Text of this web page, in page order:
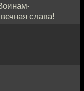
слава!